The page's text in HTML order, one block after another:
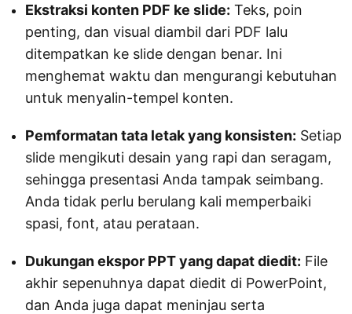
Ekstraksi konten PDF ke slide: Teks, poin
penting, dan visual diambil dari PDF lalu
ditempatkan ke slide dengan benar. Ini
menghemat waktu dan mengurangi kebutuhan
untuk menyalin-tempel konten.
Pemformatan tata letak yang konsisten: Setiap
slide mengikuti desain yang rapi dan seragam,
sehingga presentasi Anda tampak seimbang.
Anda tidak perlu berulang kali memperbaiki
spasi, font, atau perataan.
Dukungan ekspor PPT yang dapat diedit: File
akhir sepenuhnya dapat diedit di PowerPoint,
dan Anda juga dapat meninjau serta